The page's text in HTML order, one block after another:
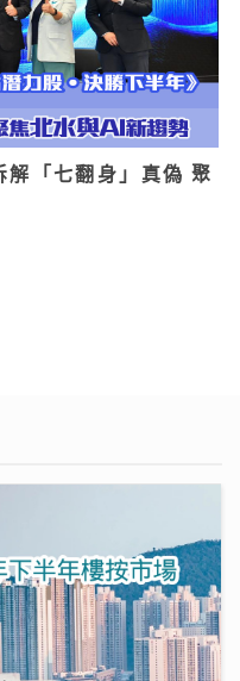
解「七翻身」真偽 聚